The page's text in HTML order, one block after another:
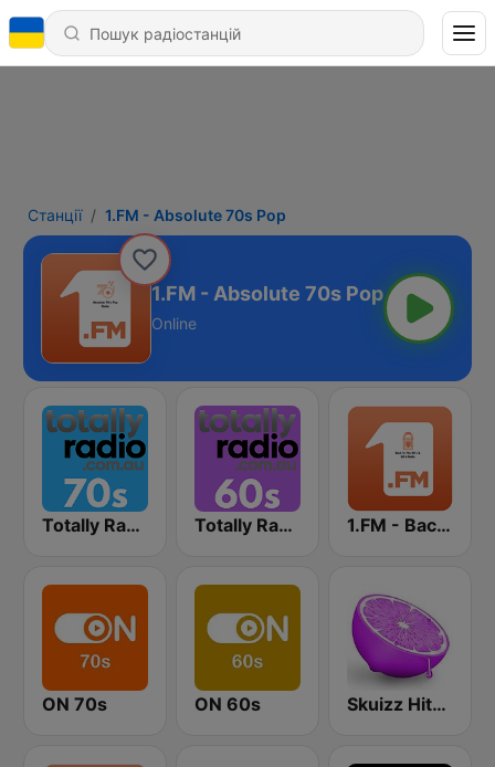
Станції 1.FM - Absolute 70s Pop
1.FM - Absolute 70s Pop
Online
Totally Radio 70s Totally Radio 60s 1.FM - Back to the 50s and 60s
ON 70s ON 60s Skuizz Hits 50s- 70s